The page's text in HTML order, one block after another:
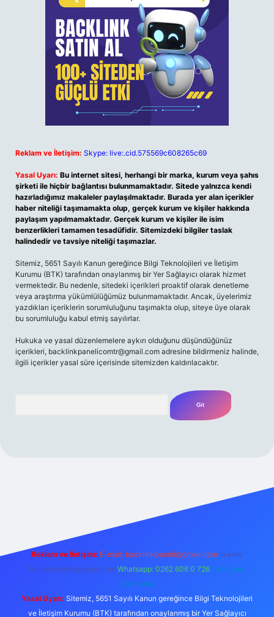
Reklam ve İletişim: Skype: live:.cid.575569c608265c69
Yasal Uyarı: Bu internet sitesi, herhangi bir marka, kurum veya şahıs
şirketi ile hiçbir bağlantısı bulunmamaktadır. Sitede yalnızca kendi
hazırladığımız makaleler paylaşılmaktadır. Burada yer alan içerikler
haber niteliği taşımamakta olup, gerçek kurum ve kişiler hakkında
paylaşım yapılmamaktadır. Gerçek kurum ve kişiler ile isim
benzerlikleri tamamen tesadüfidir. Sitemizdeki bilgiler taslak
halindedir ve tavsiye niteliği taşımazlar.
Sitemiz, 5651 Sayılı Kanun gereğince Bilgi Teknolojileri ve İletişim
Kurumu (BTK) tarafından onaylanmış bir Yer Sağlayıcı olarak hizmet
vermektedir. Bu nedenle, sitedeki içerikleri proaktif olarak denetleme
veya araştırma yükümlülüğümüz bulunmamaktadır. Ancak, üyelerimiz
yazdıkları içeriklerin sorumluluğunu taşımakta olup, siteye üye olarak
bu sorumluluğu kabul etmiş sayılırlar.
Hukuka ve yasal düzenlemelere aykırı olduğunu düşündüğünüz
içerikleri, backlinkpanelicomtr@gmail.com adresine bildirmeniz halinde,
ilgili içerikler yasal süre içerisinde sitemizden kaldırılacaktır.
m elexbet
Reklam ve İletişim: E-mail: backlinkpaneli@gmail.com Teams:
forumhizmeti@gmail.com Whatsapp: 0262 606 0 726 Telegram:
@karabul
Yasal Uyarı: Sitemiz, 5651 Sayılı Kanun gereğince Bilgi Teknolojileri
ve İletişim Kurumu (BTK) tarafından onaylanmış bir Yer Sağlayıcı